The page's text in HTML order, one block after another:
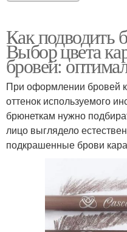
Как подводить
Выбор цвета
бровей:
При оформлении бровей
оттенок используемого
брюнеткам нужно
лицо выглядело
подкрашенные брови